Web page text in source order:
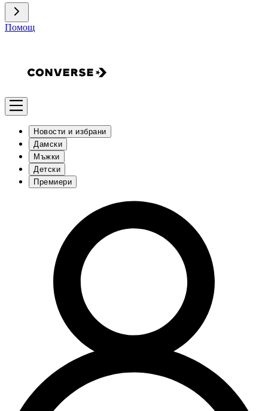
Помощ
Новости и избрани
Дамски
Мъжки
Детски
Премиери